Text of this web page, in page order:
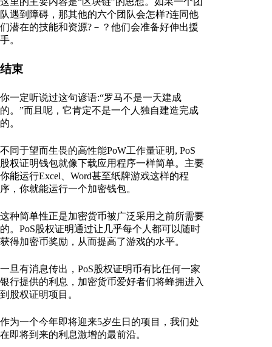
队遇到障碍，那其他的六个团队会怎样?连同他
们潜在的技能和资源?－？他们会准备好伸出援
手。
结束
你一定听说过这句谚语:“罗马不是一天建成
的。”而且呢，它肯定不是一个人独自建造完成
的。
不同于望而生畏的高性能PoW工作量证明, PoS
股权证明钱包就像下载应用程序一样简单。主要
你能运行Excel、Word甚至纸牌游戏这样的程
序，你就能运行一个加密钱包。
这种简单性正是加密货币被广泛采用之前所需要
的。PoS股权证明通过让几乎每个人都可以随时
获得加密币奖励，从而提高了游戏的水平。
一旦有消息传出，PoS股权证明币有比任何一家
银行提供的利息，加密货币爱好者们将蜂拥进入
到股权证明项目。
作为一个今年即将迎来5岁生日的项目，我们处
在即将到来的利息激增的最前沿。